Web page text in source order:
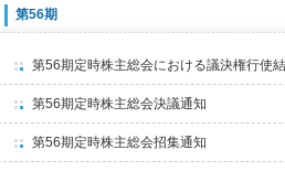
第56期
第56期定時株主総会における議決権行使
第56期定時株主総会決議通知
第56期定時株主総会招集通知